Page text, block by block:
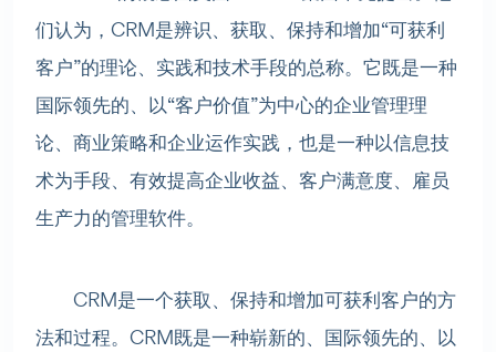
们认为，CRM是辨识、获取、保持和增加“可获利
客户”的理论、实践和技术手段的总称。它既是一种
国际领先的、以“客户价值”为中心的企业管理理
论、商业策略和企业运作实践，也是一种以信息技
术为手段、有效提高企业收益、客户满意度、雇员
生产力的管理软件。
CRM是一个获取、保持和增加可获利客户的方
法和过程。CRM既是一种崭新的、国际领先的、以